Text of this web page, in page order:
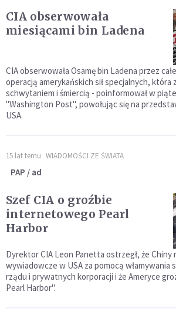
CIA obserwowała
miesiącami bin Ladena
CIA obserwowała Osamę bin Ladena przez
operacją amerykańskich sił specjalnych, która
schwytaniem i śmiercią - poinformował w
"Washington Post", powołując się na
USA.
15 lat temu WIADOMOŚCI ZE ŚWIATA
PAP / ad
Szef CIA o groźbie
internetowego Pearl
Harbor
Dyrektor CIA Leon Panetta ostrzegł, że Chiny
wywiadowcze w USA za pomocą włamywania
rządu i prywatnych korporacji i że Ameryce
Pearl Harbor".